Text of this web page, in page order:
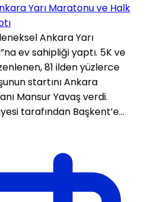
Yarı Maratonu ve Halk
Ankara Yarı
ev sahipliği yaptı. 5K ve
81 ilden yüzlerce
startını Ankara
Mansur Yavaş verdi.
tarafından Başkent’e...